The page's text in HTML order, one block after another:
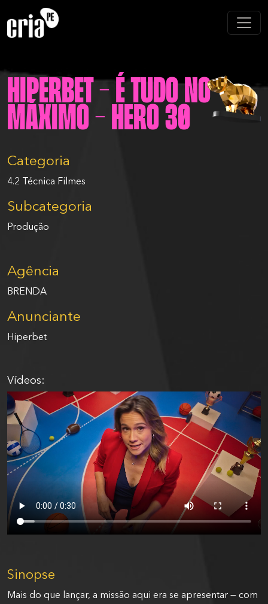
HIPERBET - É TUDO NO
MÁXIMO - HERO 30
Categoria
4.2 Técnica Filmes
Subcategoria
Produção
Agência
BRENDA
Anunciante
Hiperbet
Vídeos:
Sinopse
Mais do que lançar, a missão aqui era se apresentar — com